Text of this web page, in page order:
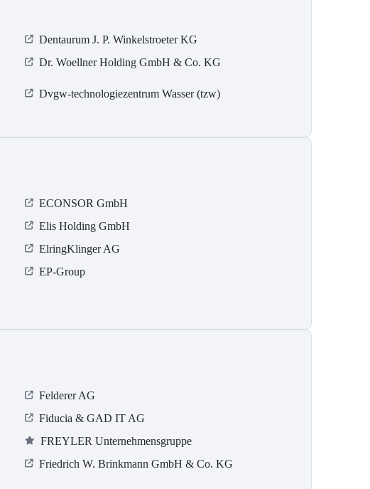
Dentaurum J. P. Winkelstroeter KG
Dr. Woellner Holding GmbH & Co. KG
Dvgw-technologiezentrum Wasser (tzw)
ECONSOR GmbH
Elis Holding GmbH
ElringKlinger AG
EP-Group
Felderer AG
Fiducia & GAD IT AG
FREYLER Unternehmensgruppe
Friedrich W. Brinkmann GmbH & Co. KG